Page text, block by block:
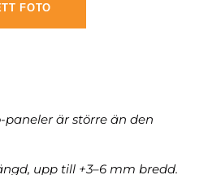
FOTO
paneler är större än den
upp till +3–6 mm bredd.